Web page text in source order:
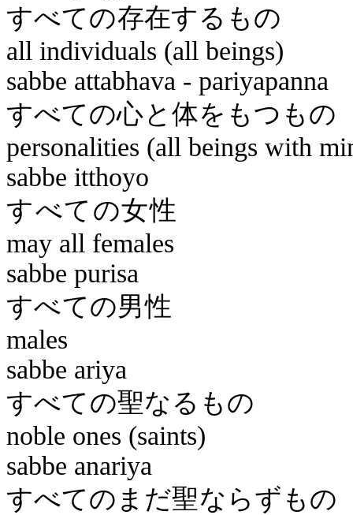
すべての
all individuals (all beings)
sabbe attabhava - pariyapanna
すべての心
personalities (all beings with
sabbe itthoyo
すべ
may all females
sabbe purisa
すべ
males
sabbe ariya
すべての
noble ones (saints)
sabbe anariya
すべてのま